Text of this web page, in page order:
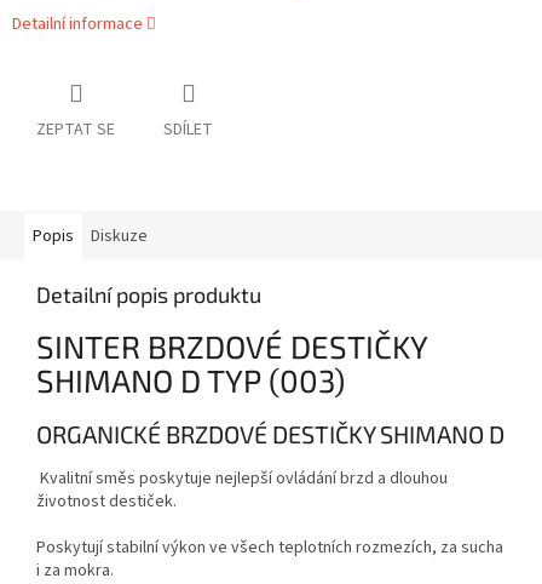
Detailní informace
ZEPTAT SE SDÍLET
Popis Diskuze
Detailní popis produktu
SINTER BRZDOVÉ DESTIČKY
SHIMANO D TYP (003)
ORGANICKÉ BRZDOVÉ DESTIČKY SHIMANO D
Kvalitní směs poskytuje nejlepší ovládání brzd a dlouhou
životnost destiček.
Poskytují stabilní výkon ve všech teplotních rozmezích, za sucha
i za mokra.